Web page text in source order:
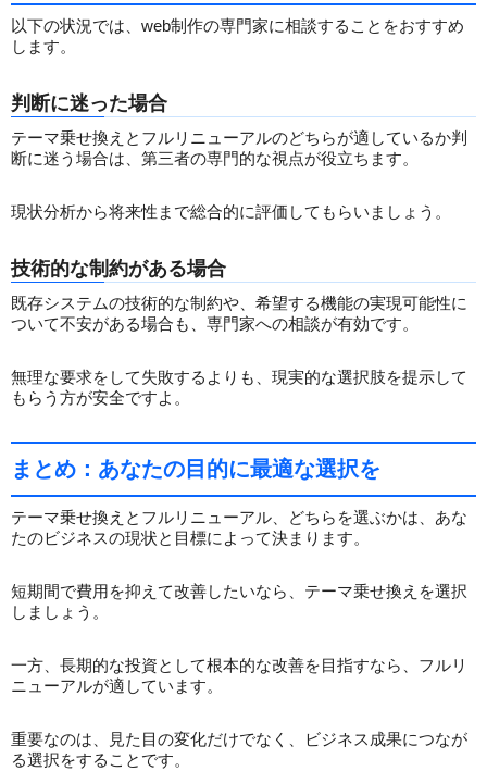
以下の状況では、web制作の専門家に相談することをおすすめ
します。
判断に迷った場合
テーマ乗せ換えとフルリニューアルのどちらが適しているか判
断に迷う場合は、第三者の専門的な視点が役立ちます。
現状分析から将来性まで総合的に評価してもらいましょう。
技術的な制約がある場合
既存システムの技術的な制約や、希望する機能の実現可能性に
ついて不安がある場合も、専門家への相談が有効です。
無理な要求をして失敗するよりも、現実的な選択肢を提示して
もらう方が安全ですよ。
まとめ：あなたの目的に最適な選択を
テーマ乗せ換えとフルリニューアル、どちらを選ぶかは、あな
たのビジネスの現状と目標によって決まります。
短期間で費用を抑えて改善したいなら、テーマ乗せ換えを選択
しましょう。
一方、長期的な投資として根本的な改善を目指すなら、フルリ
ニューアルが適しています。
重要なのは、見た目の変化だけでなく、ビジネス成果につなが
る選択をすることです。